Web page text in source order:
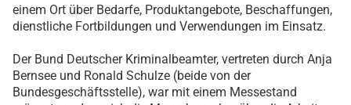
einem Ort über Bedarfe, Produktangebote, Beschaffungen,
dienstliche Fortbildungen und Verwendungen im Einsatz.
Der Bund Deutscher Kriminalbeamter, vertreten durch Anja
Bernsee und Ronald Schulze (beide von der
Bundesgeschäftsstelle), war mit einem Messestand